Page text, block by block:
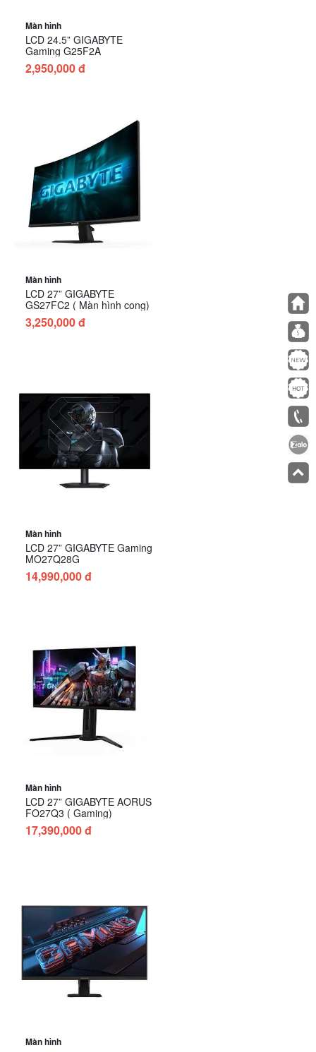
Màn hình
LCD 24.5” GIGABYTE
Gaming G25F2A
2,950,000 đ
Màn hình
LCD 27” GIGABYTE
GS27FC2 ( Màn hình cong)
3,250,000 đ
Màn hình
LCD 27” GIGABYTE Gaming
MO27Q28G
14,990,000 đ
Màn hình
LCD 27” GIGABYTE AORUS
FO27Q3 ( Gaming)
17,390,000 đ
Màn hình